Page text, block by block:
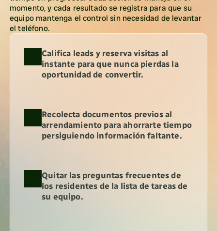
momento, y cada resultado se registra para que su
equipo mantenga el control sin necesidad de levantar
el teléfono.
Califica leads y reserva visitas al
instante para que nunca pierdas la
oportunidad de convertir.
Recolecta documentos previos al
arrendamiento para ahorrarte tiempo
persiguiendo información faltante.
Quitar las preguntas frecuentes de
los residentes de la lista de tareas de
su equipo.